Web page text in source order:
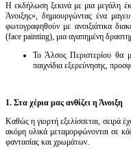
Η εκδήλωση ξεκινά με μια μεγάλη
Άνοιξης», δημιουργώντας ένα
φωτογραφηθούν με ανοιξιάτικα
(face painting), μια αγαπημένη
Το Άλσος Περιστερίου θα
παιχνίδια εξερεύνησης,
1. Στα χέρια μας ανθίζει η Άνοιξη
Καθώς η γιορτή εξελίσσεται, σειρά
ακόμη υλικά μεταμορφώνονται σε
φαντασίας και χρωμάτων.